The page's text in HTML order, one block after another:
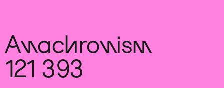
Anachronism
121 393